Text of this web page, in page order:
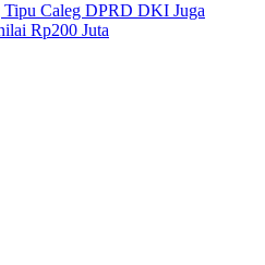
Caleg DPRD DKI Juga
Rp200 Juta